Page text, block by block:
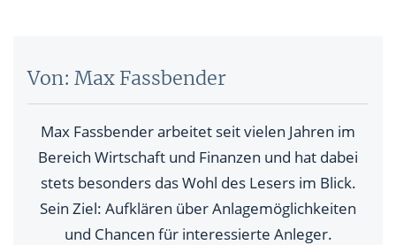
Von: Max Fassbender
Max Fassbender arbeitet seit vielen Jahren im
Bereich Wirtschaft und Finanzen und hat dabei
stets besonders das Wohl des Lesers im Blick.
Sein Ziel: Aufklären über Anlagemöglichkeiten
und Chancen für interessierte Anleger.